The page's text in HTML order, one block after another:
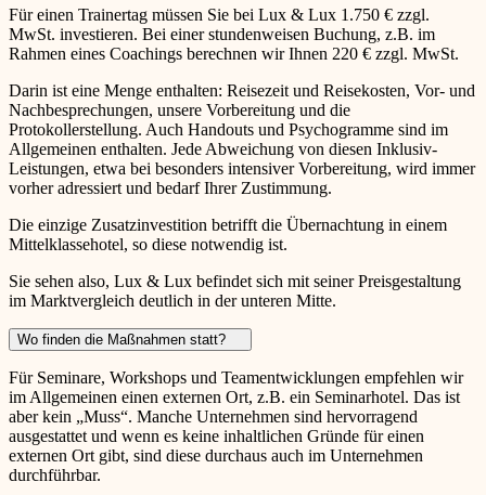
Für einen Trainertag müssen Sie bei Lux & Lux 1.750 € zzgl.
MwSt. investieren. Bei einer stundenweisen Buchung, z.B. im
Rahmen eines Coachings berechnen wir Ihnen 220 € zzgl. MwSt.
Darin ist eine Menge enthalten: Reisezeit und Reisekosten, Vor- und
Nachbesprechungen, unsere Vorbereitung und die
Protokollerstellung. Auch Handouts und Psychogramme sind im
Allgemeinen enthalten. Jede Abweichung von diesen Inklusiv-
Leistungen, etwa bei besonders intensiver Vorbereitung, wird immer
vorher adressiert und bedarf Ihrer Zustimmung.
Die einzige Zusatzinvestition betrifft die Übernachtung in einem
Mittelklassehotel, so diese notwendig ist.
Sie sehen also, Lux & Lux befindet sich mit seiner Preisgestaltung
im Marktvergleich deutlich in der unteren Mitte.
Wo finden die Maßnahmen statt?
Für Seminare, Workshops und Teamentwicklungen empfehlen wir
im Allgemeinen einen externen Ort, z.B. ein Seminarhotel. Das ist
aber kein „Muss“. Manche Unternehmen sind hervorragend
ausgestattet und wenn es keine inhaltlichen Gründe für einen
externen Ort gibt, sind diese durchaus auch im Unternehmen
durchführbar.